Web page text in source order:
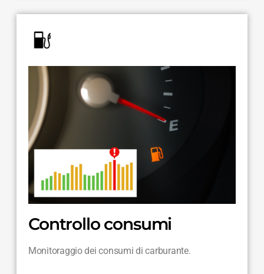
Controllo consumi
Monitoraggio dei consumi di carburante.